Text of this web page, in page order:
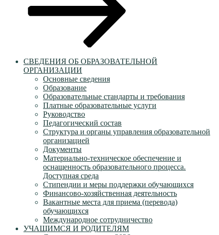
СВЕДЕНИЯ ОБ ОБРАЗОВАТЕЛЬНОЙ
ОРГАНИЗАЦИИ
Основные сведения
Образование
Образовательные стандарты и требования
Платные образовательные услуги
Руководство
Педагогический состав
Структура и органы управления образовательной
организацией
Документы
Материально-техническое обеспечение и
оснащенность образовательного процесса.
Доступная среда
Стипендии и меры поддержки обучающихся
Финансово-хозяйственная деятельность
Вакантные места для приема (перевода)
обучающихся
Международное сотрудничество
УЧАЩИМСЯ И РОДИТЕЛЯМ